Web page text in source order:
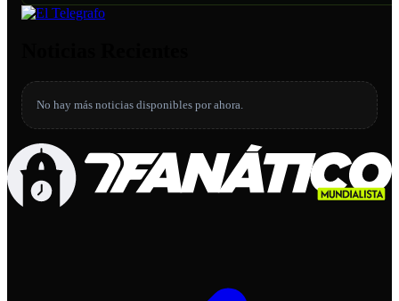
No hay más noticias disponibles por ahora.